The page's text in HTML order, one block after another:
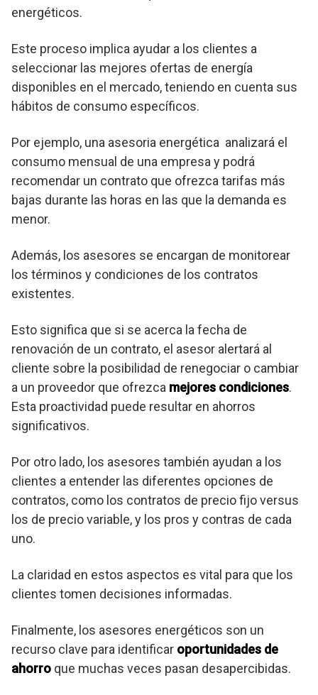
energéticos.
Este proceso implica ayudar a los clientes a
seleccionar las mejores ofertas de energía
disponibles en el mercado, teniendo en cuenta sus
hábitos de consumo específicos.
Por ejemplo, una asesoria energética analizará el
consumo mensual de una empresa y podrá
recomendar un contrato que ofrezca tarifas más
bajas durante las horas en las que la demanda es
menor.
Además, los asesores se encargan de monitorear
los términos y condiciones de los contratos
existentes.
Esto significa que si se acerca la fecha de
renovación de un contrato, el asesor alertará al
cliente sobre la posibilidad de renegociar o cambiar
a un proveedor que ofrezca mejores condiciones.
Esta proactividad puede resultar en ahorros
significativos.
Por otro lado, los asesores también ayudan a los
clientes a entender las diferentes opciones de
contratos, como los contratos de precio fijo versus
los de precio variable, y los pros y contras de cada
uno.
La claridad en estos aspectos es vital para que los
clientes tomen decisiones informadas.
Finalmente, los asesores energéticos son un
recurso clave para identificar oportunidades de
ahorro que muchas veces pasan desapercibidas.